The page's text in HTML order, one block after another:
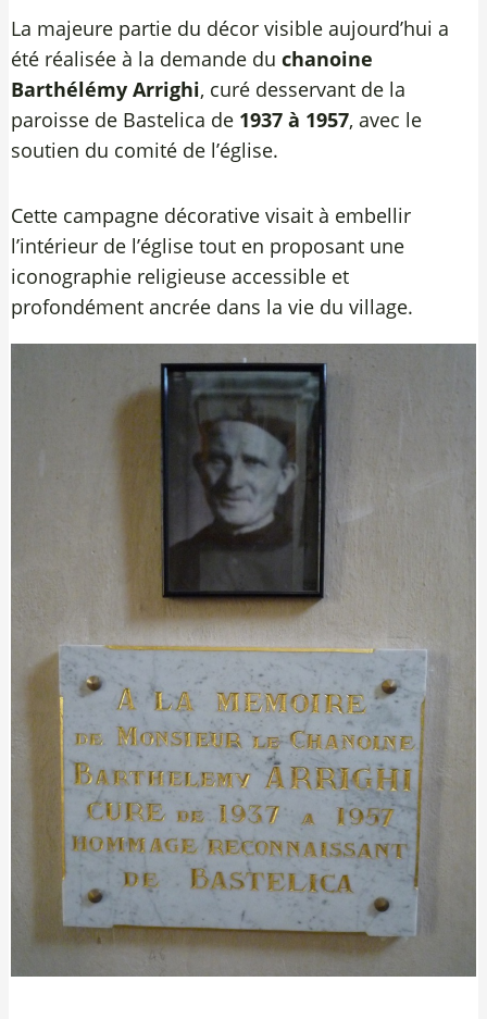
La majeure partie du décor visible aujourd’hui a
été réalisée à la demande du chanoine
Barthélémy Arrighi, curé desservant de la
paroisse de Bastelica de 1937 à 1957, avec le
soutien du comité de l’église.
Cette campagne décorative visait à embellir
l’intérieur de l’église tout en proposant une
iconographie religieuse accessible et
profondément ancrée dans la vie du village.